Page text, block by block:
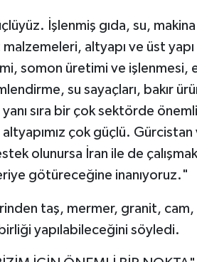
İşlenmiş gıda, su,
altyapı ve üst
somon üretimi ve işlenmesi,
su sayaçları, bakır
yanı sıra bir çok sektörde
altyapımız çok güçlü.
olunursa İran ile de
götüreceğine inanıyoruz."
taş, mermer, granit,
yapılabileceğini söyledi.